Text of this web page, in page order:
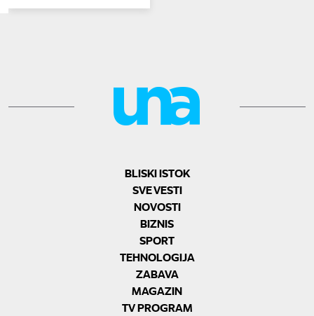
BLISKI ISTOK
SVE VESTI
NOVOSTI
BIZNIS
SPORT
TEHNOLOGIJA
ZABAVA
MAGAZIN
TV PROGRAM